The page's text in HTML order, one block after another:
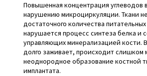
Повышенная концентрация углеводов
нарушению микроциркуляции. Ткани
достаточного количества
нарушается процесс синтеза белка и
управляющих минерализацией кости.
долго заживает, происходит слишком
неоднородное образование костной
имплантата.